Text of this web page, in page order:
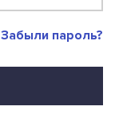
Забыли пароль?